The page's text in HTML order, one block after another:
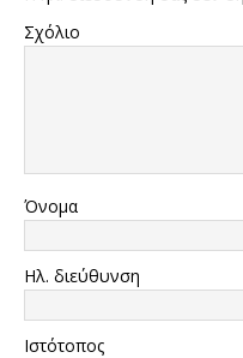
Σχόλιο
Όνομα
Ηλ. διεύθυνση
Ιστότοπος